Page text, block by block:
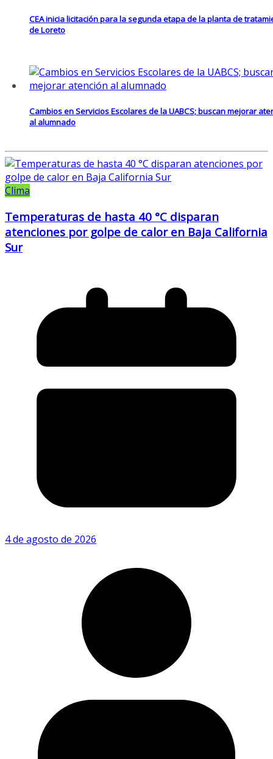
CEA inicia licitación para la segunda etapa de la planta de
de Loreto
Cambios en Servicios Escolares de la UABCS; buscan mejorar
al alumnado
Clima
Temperaturas de hasta 40 °C disparan
atenciones por golpe de calor en Baja California
Sur
4 de agosto de 2026